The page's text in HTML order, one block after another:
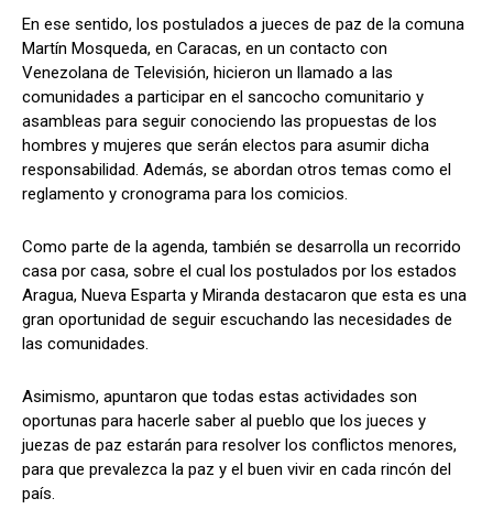
En ese sentido, los postulados a jueces de paz de la comuna
Martín Mosqueda, en Caracas, en un contacto con
Venezolana de Televisión, hicieron un llamado a las
comunidades a participar en el sancocho comunitario y
asambleas para seguir conociendo las propuestas de los
hombres y mujeres que serán electos para asumir dicha
responsabilidad. Además, se abordan otros temas como el
reglamento y cronograma para los comicios.
Como parte de la agenda, también se desarrolla un recorrido
casa por casa, sobre el cual los postulados por los estados
Aragua, Nueva Esparta y Miranda destacaron que esta es una
gran oportunidad de seguir escuchando las necesidades de
las comunidades.
Asimismo, apuntaron que todas estas actividades son
oportunas para hacerle saber al pueblo que los jueces y
juezas de paz estarán para resolver los conflictos menores,
para que prevalezca la paz y el buen vivir en cada rincón del
país.